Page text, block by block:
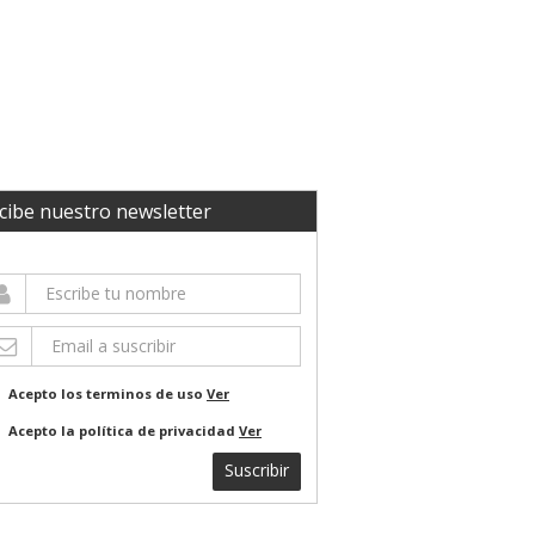
nuestro newsletter
Acepto los terminos de uso Ver
Acepto la política de privacidad Ver
Suscribir